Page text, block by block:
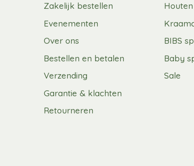
Zakelijk bestellen
Evenementen
Over ons
Bestellen en betalen
Verzending
Garantie & klachten
Retourneren
BIBS
Baby
Sale